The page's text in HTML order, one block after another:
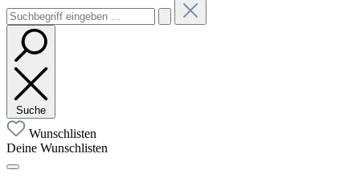
Suche
Wunschlisten
Deine Wunschlisten